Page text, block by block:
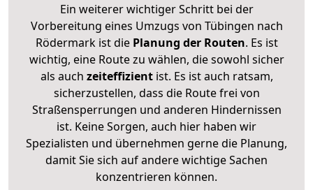
Ein weiterer wichtiger Schritt bei der
Vorbereitung eines Umzugs von Tübingen nach
Rödermark ist diePlanung der Routen. Es ist
wichtig, eine Route zu wählen, die sowohl sicher
als auch zeiteffizientist. Es ist auch ratsam,
sicherzustellen, dass die Route frei von
Straßensperrungen und anderen Hindernissen
ist. Keine Sorgen, auch hier haben wir
Spezialisten und übernehmen gerne die Planung,
damit Sie sich auf andere wichtige Sachen
konzentrieren können.